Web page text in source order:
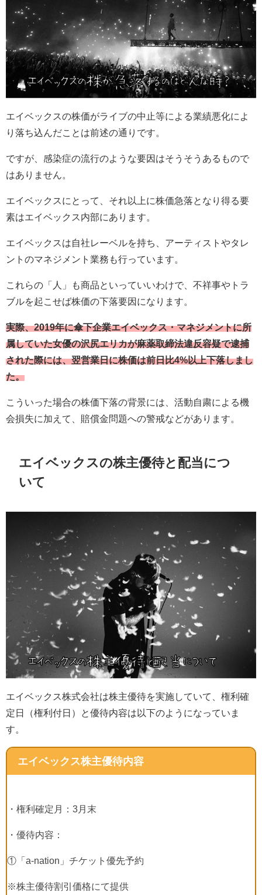
エイベックスの株価がライブの中止等による業績悪化によ
り落ち込んだことは前述の通りです。
ですが、感染症の流行のような要因はそうそうあるもので
はありません。
エイベックスにとって、それ以上に株価急落となり得る要
素はエイベックス内部にあります。
エイベックスは自社レーベルを持ち、アーティストやタレ
ントのマネジメント業務も行っています。
これらの「人」も商品といっていいわけで、不祥事やトラ
ブルを起こせば株価の下落要因になります。
実際、2019年に傘下企業エイベックス・マネジメントに所
属していた女優の沢尻エリカが麻薬取締法違反容疑で逮捕
された際には、翌営業日に株価は前日比4%以上下落しまし
た。
こういった場合の株価下落の背景には、活動自粛による機
会損失に加えて、賠償金問題への警戒などがあります。
エイベックスの株主優待と配当につ
いて
エイベックス株式会社は株主優待を実施していて、権利確
定日（権利付日）と優待内容は以下のようになっていま
す。
エイベックス株主優待内容
・権利確定月： 3 月末
・優待内容：
①「 a-nation 」チケット優先予約
※株主優待割引価格にて提供